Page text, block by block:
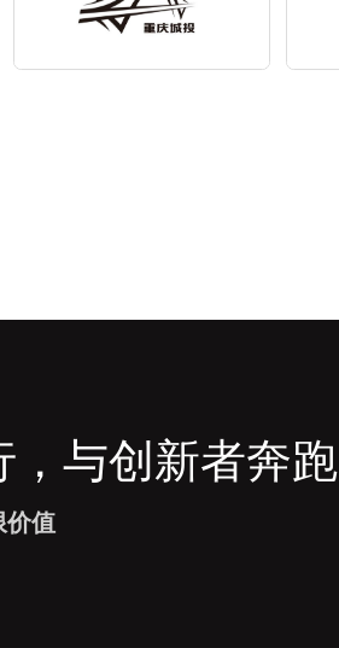
，与创新者奔跑
价值